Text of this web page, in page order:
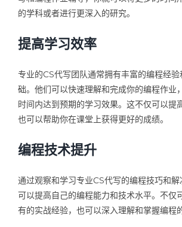
的学科或者进行更深入的研究。
提高学习效率
专业的CS代写团队通常拥有丰富的编程经
础。他们可以快速理解和完成你的编程作业
时间内达到预期的学习效果。这不仅可以提
也可以帮助你在课堂上获得更好的成绩。
编程技术提升
通过观察和学习专业CS代写的编程技巧和
可以提高自己的编程能力和技术水平。不仅
有的实战经验，也可以深入理解和掌握编程